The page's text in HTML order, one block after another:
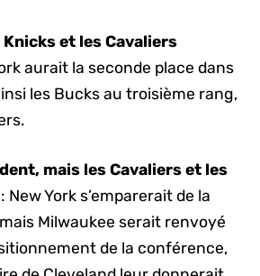
et les Cavaliers
aurait la seconde place dans
les Bucks au troisième rang,
mais les Cavaliers et les
: New York s’emparerait de la
Milwaukee serait renvoyé
de la conférence,